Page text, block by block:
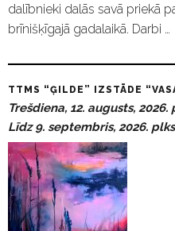
dalībnieki dalās savā priekā
brīnišķīgajā gadalaikā. Darbi …
TTMS “ĢILDE” IZSTĀDE
Trešdiena, 12. augusts, 2026.
Līdz 9. septembris, 2026.